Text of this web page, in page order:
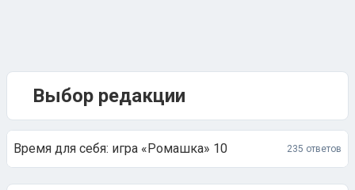
Выбор редакции
Время для себя: игра «Ромашка» 10 235 ответов